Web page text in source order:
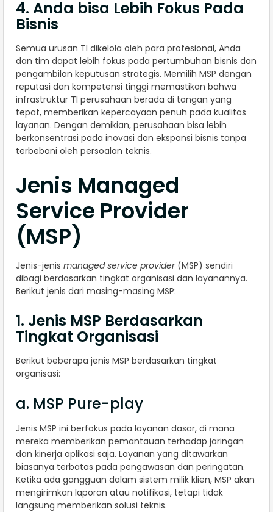
4. Anda bisa Lebih Fokus Pada
Bisnis
Semua urusan TI dikelola oleh para profesional, Anda
dan tim dapat lebih fokus pada pertumbuhan bisnis dan
pengambilan keputusan strategis. Memilih MSP dengan
reputasi dan kompetensi tinggi memastikan bahwa
infrastruktur TI perusahaan berada di tangan yang
tepat, memberikan kepercayaan penuh pada kualitas
layanan. Dengan demikian, perusahaan bisa lebih
berkonsentrasi pada inovasi dan ekspansi bisnis tanpa
terbebani oleh persoalan teknis.
Jenis Managed
Service Provider
(MSP)
Jenis-jenis managed service provider(MSP) sendiri
dibagi berdasarkan tingkat organisasi dan layanannya.
Berikut jenis dari masing-masing MSP:
1. Jenis MSP Berdasarkan
Tingkat Organisasi
Berikut beberapa jenis MSP berdasarkan tingkat
organisasi:
a. MSP Pure-play
Jenis MSP ini berfokus pada layanan dasar, di mana
mereka memberikan pemantauan terhadap jaringan
dan kinerja aplikasi saja. Layanan yang ditawarkan
biasanya terbatas pada pengawasan dan peringatan.
Ketika ada gangguan dalam sistem milik klien, MSP akan
mengirimkan laporan atau notifikasi, tetapi tidak
langsung memberikan solusi teknis.